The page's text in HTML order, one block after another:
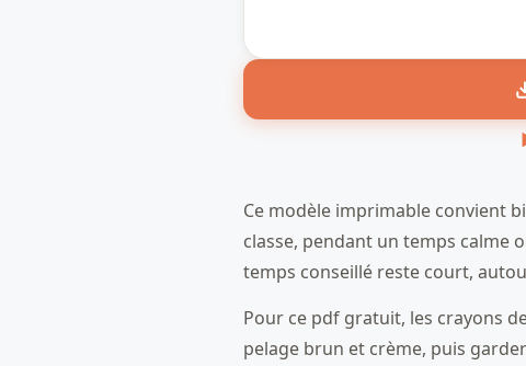
Ce modèle imprimable convient
classe, pendant un temps calme
temps conseillé reste court,
Pour ce pdf gratuit, les crayons
pelage brun et crème, puis